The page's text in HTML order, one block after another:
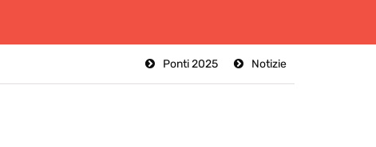
Notizie
Ponti 2025